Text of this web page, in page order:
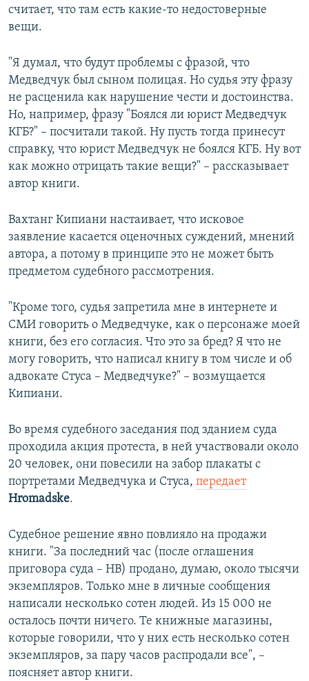
считает, что там есть какие-то недостоверные
вещи.
"Я думал, что будут проблемы с фразой, что
Медведчук был сыном полицая. Но судья эту фразу
не расценила как нарушение чести и достоинства.
Но, например, фразу "Боялся ли юрист Медведчук
КГБ?" – посчитали такой. Ну пусть тогда принесут
справку, что юрист Медведчук не боялся КГБ. Ну вот
как можно отрицать такие вещи?" – рассказывает
автор книги.
Вахтанг Кипиани настаивает, что исковое
заявление касается оценочных суждений, мнений
автора, а потому в принципе это не может быть
предметом судебного рассмотрения.
"Кроме того, судья запретила мне в интернете и
СМИ говорить о Медведчуке, как о персонаже моей
книги, без его согласия. Что это за бред? Я что не
могу говорить, что написал книгу в том числе и об
адвокате Стуса – Медведчуке?" – возмущается
Кипиани.
Во время судебного заседания под зданием суда
проходила акция протеста, в ней участвовали около
20 человек, они повесили на забор плакаты с
портретами Медведчука и Стуса, передает
Hromadske​.
Судебное решение явно повлияло на продажи
книги. "За последний час (после оглашения
приговора суда – НВ) продано, думаю, около тысячи
экземпляров. Только мне в личные сообщения
написали несколько сотен людей. Из 15 000 не
осталось почти ничего. Те книжные магазины,
которые говорили, что у них есть несколько сотен
экземпляров, за пару часов распродали все", –
поясняет автор книги.